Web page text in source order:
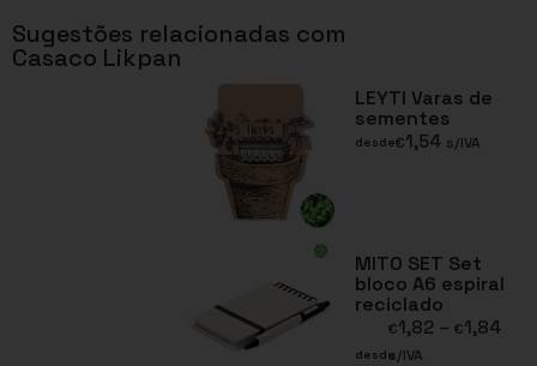
Sugestões relacionadas com
Casaco Likpan
LEYTI Varas de
sementes
desde€1,54 s/IVA
MITO SET Set
bloco A6 espiral
reciclado
desde
€1,82 – €1,84
s/IVA